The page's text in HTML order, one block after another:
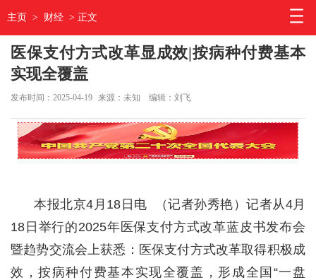
主页 > 财经 > 正文
医保支付方式改革显成效|按病种付费基本
实现全覆盖
发布时间：2025-04-19 来源：未知 编辑：刘飞
本报北京4月18日电 （记者孙秀艳）记者从4月
18日举行的2025年医保支付方式改革蓝皮书发布会
暨趋势交流会上获悉：医保支付方式改革取得积极成
效，按病种付费基本实现全覆盖，形成全国“一盘